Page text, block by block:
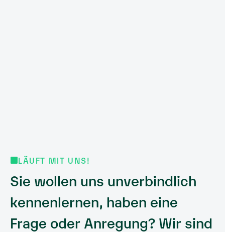
LÄUFT MIT UNS!
Sie wollen uns unverbindlich
kennenlernen, haben eine
Frage oder Anregung? Wir sind